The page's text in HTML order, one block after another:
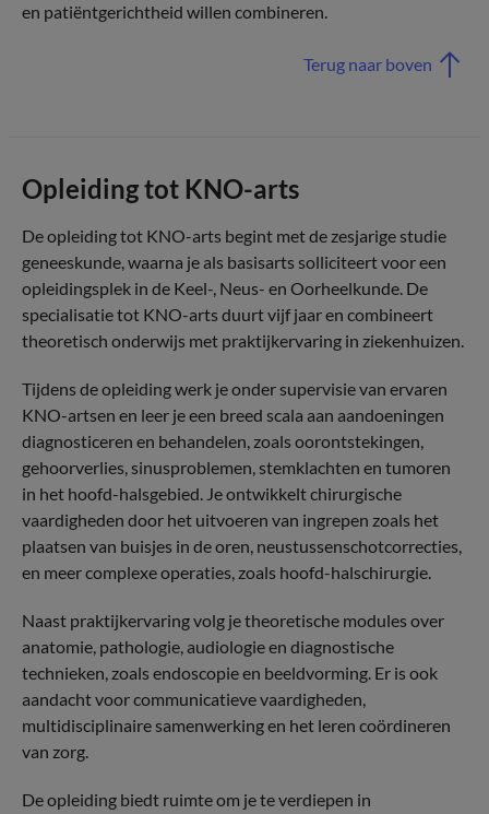
en patiëntgerichtheid willen combineren.
Terug naar boven
Opleiding tot KNO-arts
De opleiding tot KNO-arts begint met de zesjarige studie
geneeskunde, waarna je als basisarts solliciteert voor een
opleidingsplek in de Keel-, Neus- en Oorheelkunde. De
specialisatie tot KNO-arts duurt vijf jaar en combineert
theoretisch onderwijs met praktijkervaring in ziekenhuizen.
Tijdens de opleiding werk je onder supervisie van ervaren
KNO-artsen en leer je een breed scala aan aandoeningen
diagnosticeren en behandelen, zoals oorontstekingen,
gehoorverlies, sinusproblemen, stemklachten en tumoren
in het hoofd-halsgebied. Je ontwikkelt chirurgische
vaardigheden door het uitvoeren van ingrepen zoals het
plaatsen van buisjes in de oren, neustussenschotcorrecties,
en meer complexe operaties, zoals hoofd-halschirurgie.
Naast praktijkervaring volg je theoretische modules over
anatomie, pathologie, audiologie en diagnostische
technieken, zoals endoscopie en beeldvorming. Er is ook
aandacht voor communicatieve vaardigheden,
multidisciplinaire samenwerking en het leren coördineren
van zorg.
De opleiding biedt ruimte om je te verdiepen in